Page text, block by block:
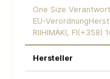
One Size
EU-
RIIHIMÄKI, FI(+358)
Hersteller